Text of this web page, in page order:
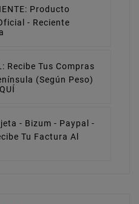
Producto
- Reciente
Recibe Tus Compras
(Según Peso)
- Bizum - Paypal -
Tu Factura Al